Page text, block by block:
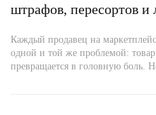
штрафов, пересортов и
Каждый продавец на
одной и той же проблемой: товар
превращается в головную боль.